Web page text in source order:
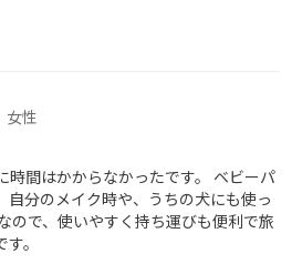
性
時間はかからなかったです。 ベビーパ
自分のメイク時や、うちの犬にも使っ
ので、使いやすく持ち運びも便利で旅
。